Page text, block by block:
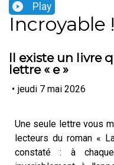
Play
Incroyable !
Il existe un livre
lettre « e »
• jeudi 7 mai 2026
Une seule lettre vous
lecteurs du roman «
constaté : à